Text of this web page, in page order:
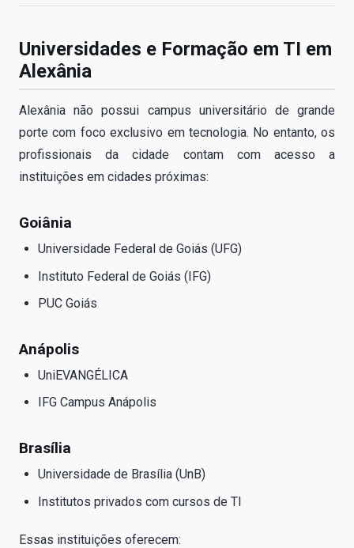
Universidades e Formação em TI em
Alexânia
Alexânia não possui campus universitário de grande
porte com foco exclusivo em tecnologia. No entanto, os
profissionais da cidade contam com acesso a
instituições em cidades próximas:
Goiânia
Universidade Federal de Goiás (UFG)
Instituto Federal de Goiás (IFG)
PUC Goiás
Anápolis
UniEVANGÉLICA
IFG Campus Anápolis
Brasília
Universidade de Brasília (UnB)
Institutos privados com cursos de TI
Essas instituições oferecem: